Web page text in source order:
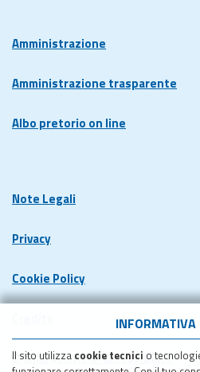
INFORMATIVA
Il sito utilizza cookie tecnici o
Amministrazione
Amministrazione trasparente
Albo pretorio on line
Note Legali
Privacy
Cookie Policy
Dichiarazione di accessibilita'